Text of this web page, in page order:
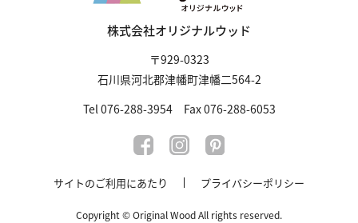
株式会社オリジナルウッド
〒929-0323
石川県河北郡津幡町津幡二564-2
Tel 076-288-3954 Fax 076-288-6053
サイトのご利用にあたり プライバシーポリシー
Copyright © Original Wood All rights reserved.